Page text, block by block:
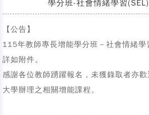
學分班-社會情緒學習(SEL)
【公告】
115年教師專長增能學分班－社會情緒學
詳如附件。
感謝各位教師踴躍報名，未獲錄取者亦
大學辦理之相關增能課程。